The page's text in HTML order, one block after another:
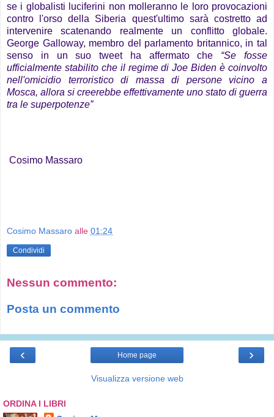
se i globalisti luciferini non molleranno le loro provocazioni
contro l'orso della Siberia quest'ultimo sarà costretto ad
intervenire scatenando realmente un conflitto globale.
George Galloway, membro del parlamento britannico, in tal
senso in un suo tweet ha affermato che “Se fosse
ufficialmente stabilito che il regime di Joe Biden è coinvolto
nell'omicidio terroristico di massa di persone vicino a
Mosca, allora si creerebbe effettivamente uno stato di guerra
tra le superpotenze”
Cosimo Massaro
Cosimo Massaro alle 01:24
Condividi
Nessun commento:
Posta un commento
‹ ›
Home page
Visualizza versione web
ORDINA I LIBRI